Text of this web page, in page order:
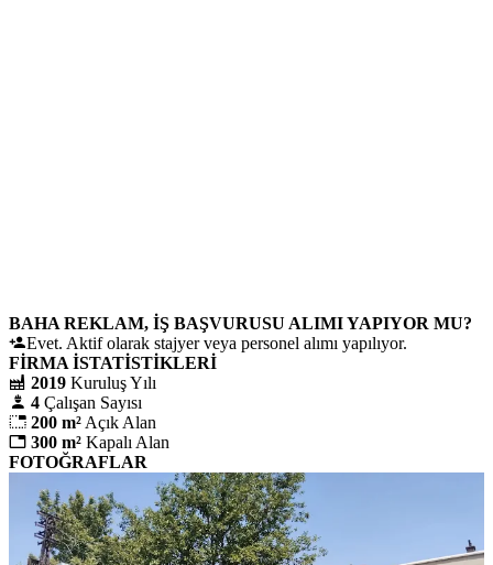
BAHA REKLAM, IŞ BAŞVURUSU ALIMI YAPIYOR MU?
Evet. Aktif olarak stajyer veya personel alımı yapılıyor.
FİRMA İSTATİSTİKLERİ
2019 Kuruluş Yılı
4 Çalışan Sayısı
200 m² Açık Alan
300 m² Kapalı Alan
FOTOĞRAFLAR